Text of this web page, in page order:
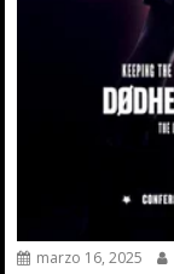
marzo 16, 2025